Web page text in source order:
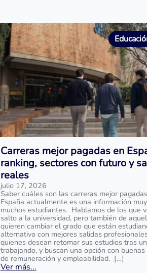
Carreras mejor pagadas en
ranking, sectores con futuro y
reales
julio 17, 2026
Saber cuáles son las carreras mejor
España actualmente es una información
muchos estudiantes. Hablamos de los que
salto a la universidad, pero también de
quieren cambiar el grado que están
alternativa con mejores salidas
quienes desean retomar sus estudios tras
trabajando, y buscan una opción con
de remuneración y empleabilidad. […]
Ver más...